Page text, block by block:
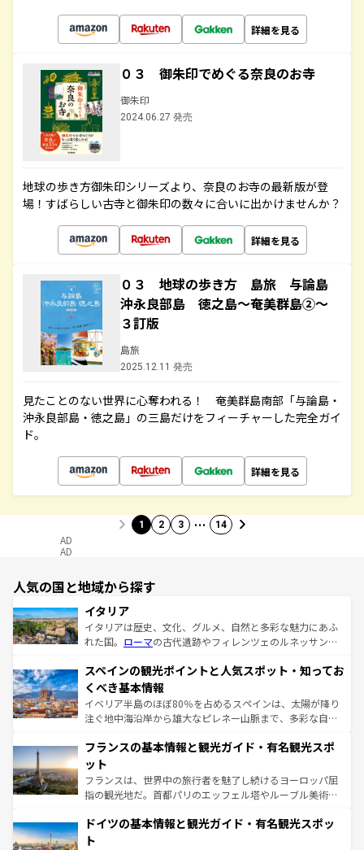
詳細を見る
０３ 御朱印でめぐる奈良のお寺
御朱印
2024.06.27 発売
地球の歩き方御朱印シリーズより、奈良のお寺の最新版が登
場！すばらしい古寺と御朱印の数々に合いに出かけませんか？
詳細を見る
０３ 地球の歩き方 島旅 与論島
沖永良部島 徳之島～奄美群島②～
３訂版
島旅
2025.12.11 発売
見たことのない世界に心奪われる！ 奄美群島南部「与論島・
沖永良部島・徳之島」の三島だけをフィーチャーした完全ガイ
ド。
詳細を見る
1 2 3 … 14
AD
AD
人気の国と地域から探す
イタリア
イタリアは歴史、文化、グルメ、自然と多彩な魅力にあふ
れた国。 ローマの古代遺跡やフィレンツェのルネッサンス
ろん、トスカーナの美しい田園風景やアマルフィ海岸の絶
景など、自然景観も見逃せない。観光の合間には、本場の
ピザやパスタなど、絶品のイタリア料理を堪能することも
できる。朝目覚めてから夜眠るまで、すべての瞬間を楽し
なお、新着のイタリア情報はコンテンツ一覧を参照してほ
しい。
スペインの観光ポイントと人気スポット・知ってお
くべき基本情報
イベリア半島のほぼ80％を占めるスペインは、太陽が降り
注ぐ地中海沿岸から雄大なピレネー山脈まで、多彩な自然
文化が根付くこの国では、情熱的なフラメンコ、熱気あふ
れる闘牛、そして美味しいタパスが生活の一部となってい
る。首都マドリードの洗練された雰囲気や、バルセロナの
アートに溢れた街角から、地方では古代ローマ遺跡や中世
せる。地方によって風土や気候が異なるスペインはその個
フランスの基本情報と観光ガイド・有名観光スポ
ット
フランスは、世界中の旅行者を魅了し続けるヨーロッパ屈
指の観光地だ。首都パリのエッフェル塔やルーブル美術館
で、幅広い魅力が詰まっている。華麗な宮殿、歴史的な大
聖堂、美しいビーチ、そして豊かな自然が、訪れる者を心
ドイツの基本情報と観光ガイド・有名観光スポッ
ト